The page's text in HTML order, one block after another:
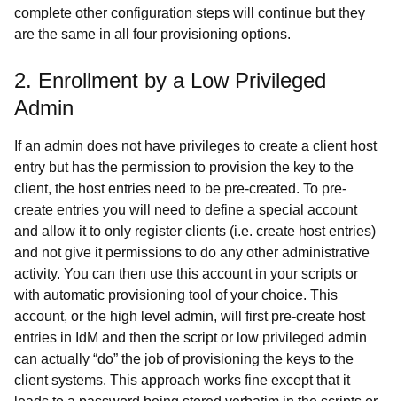
complete other configuration steps will continue but they
are the same in all four provisioning options.
2. Enrollment by a Low Privileged
Admin
If an admin does not have privileges to create a client host
entry but has the permission to provision the key to the
client, the host entries need to be pre-created. To pre-
create entries you will need to define a special account
and allow it to only register clients (i.e. create host entries)
and not give it permissions to do any other administrative
activity. You can then use this account in your scripts or
with automatic provisioning tool of your choice. This
account, or the high level admin, will first pre-create host
entries in IdM and then the script or low privileged admin
can actually “do” the job of provisioning the keys to the
client systems. This approach works fine except that it